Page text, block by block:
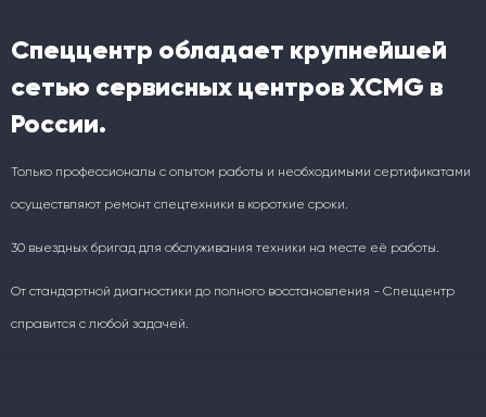
Спеццентр обладает крупнейшей
сетью сервисных центров XCMG в
России.
Только профессионалы с опытом работы и необходимыми сертификатами
осуществляют ремонт спецтехники в короткие сроки.
30 выездных бригад для обслуживания техники на месте её работы.
От стандартной диагностики до полного восстановления - Спеццентр
справится с любой задачей.